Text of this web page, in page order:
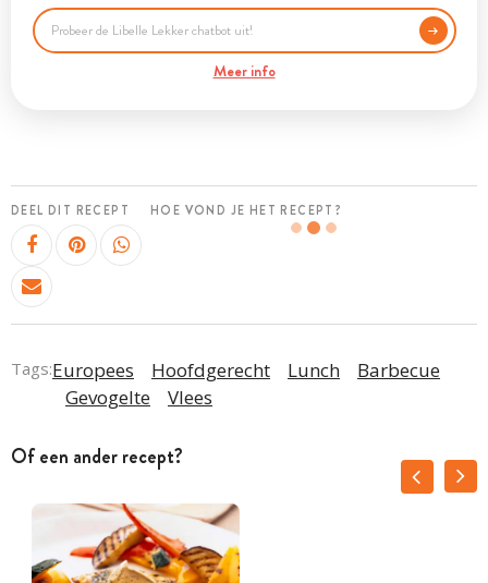
Meer info
DEEL DIT RECEPT HOE VOND JE HET RECEPT?
Tags:Europees Hoofdgerecht Lunch
Barbecue
Gevogelte
Vlees
Of een ander recept?